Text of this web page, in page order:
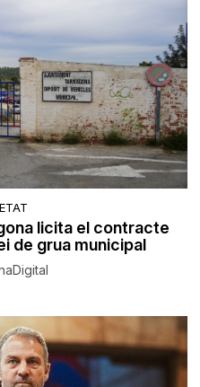
licita el contracte
de grua municipal